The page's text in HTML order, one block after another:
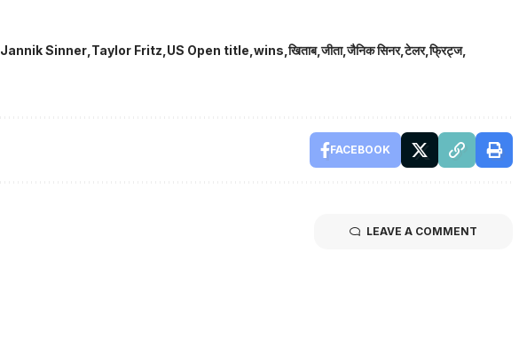
Jannik Sinner Taylor Fritz US Open title wins खिताब जीता जैनिक सिनर टेलर फ्रिट्ज
FACEBOOK
LEAVE A COMMENT